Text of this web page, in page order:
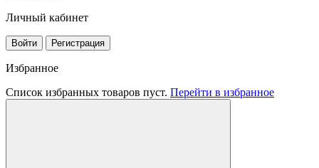
Личный кабинет
Войти Регистрация
Избранное
Список избранных товаров пуст. Перейти в избранное